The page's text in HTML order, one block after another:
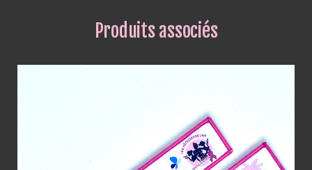
Produits associés